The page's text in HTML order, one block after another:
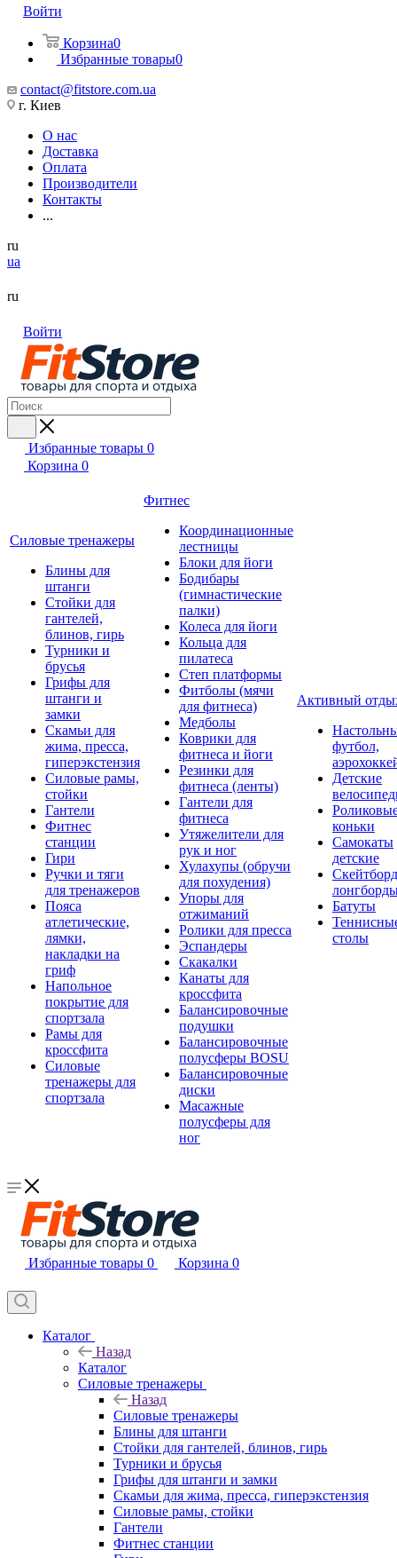
Войти
Корзина0
Избранные товары0
contact@fitstore.com.ua
г. Киев
О нас
Доставка
Оплата
Производители
Контакты
...
ru
ua
ru
Войти
Избранные товары 0
Корзина 0
Силовые тренажеры
Блины для
штанги
Стойки для
гантелей,
блинов, гирь
Турники и
брусья
Грифы для
штанги и
замки
Скамьи для
жима, пресса,
гиперэкстензия
Силовые рамы,
стойки
Гантели
Фитнес
станции
Гири
Ручки и тяги
для тренажеров
Пояса
атлетические,
лямки,
накладки на
гриф
Напольное
покрытие для
спортзала
Рамы для
кроссфита
Силовые
тренажеры для
спортзала
Фитнес
Координационные
лестницы
Блоки для йоги
Бодибары
(гимнастические
палки)
Колеса для йоги
Кольца для
пилатеса
Степ платформы
Фитболы (мячи
для фитнеса)
Медболы
Коврики для
фитнеса и йоги
Резинки для
фитнеса (ленты)
Гантели для
фитнеса
Утяжелители для
рук и ног
Хулахупы (обручи
для похудения)
Упоры для
отжиманий
Ролики для пресса
Эспандеры
Скакалки
Канаты для
кроссфита
Балансировочные
подушки
Балансировочные
полусферы BOSU
Балансировочные
диски
Масажные
полусферы для
ног
Активный
футбол,
Детские
коньки
Самокаты
детские
Батуты
столы
Избранные товары 0 Корзина 0
Каталог
Назад
Каталог
Силовые тренажеры
Назад
Силовые тренажеры
Блины для штанги
Стойки для гантелей, блинов, гирь
Турники и брусья
Грифы для штанги и замки
Скамьи для жима, пресса, гиперэкстензия
Силовые рамы, стойки
Гантели
Фитнес станции